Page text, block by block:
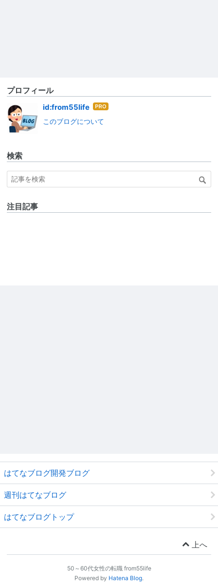
プロフィール
id:from55life はて
ログ
このブログについて
検索
注目記事
はてなブログ開発ブログ
週刊はてなブログ
はてなブログトップ
上へ
50～60代女性の転職 from55life
Powered by Hatena Blog.